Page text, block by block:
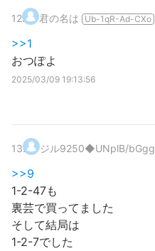
12. 君の名は Ub-1qR-Ad-CXo
>>1
おつぽよ
2025/03/09 19:13:56
13. ジル9250◆UNplB/bGgg
>>9
1-2-47も
裏芸で買ってました
そして結局は
1-2-7でした